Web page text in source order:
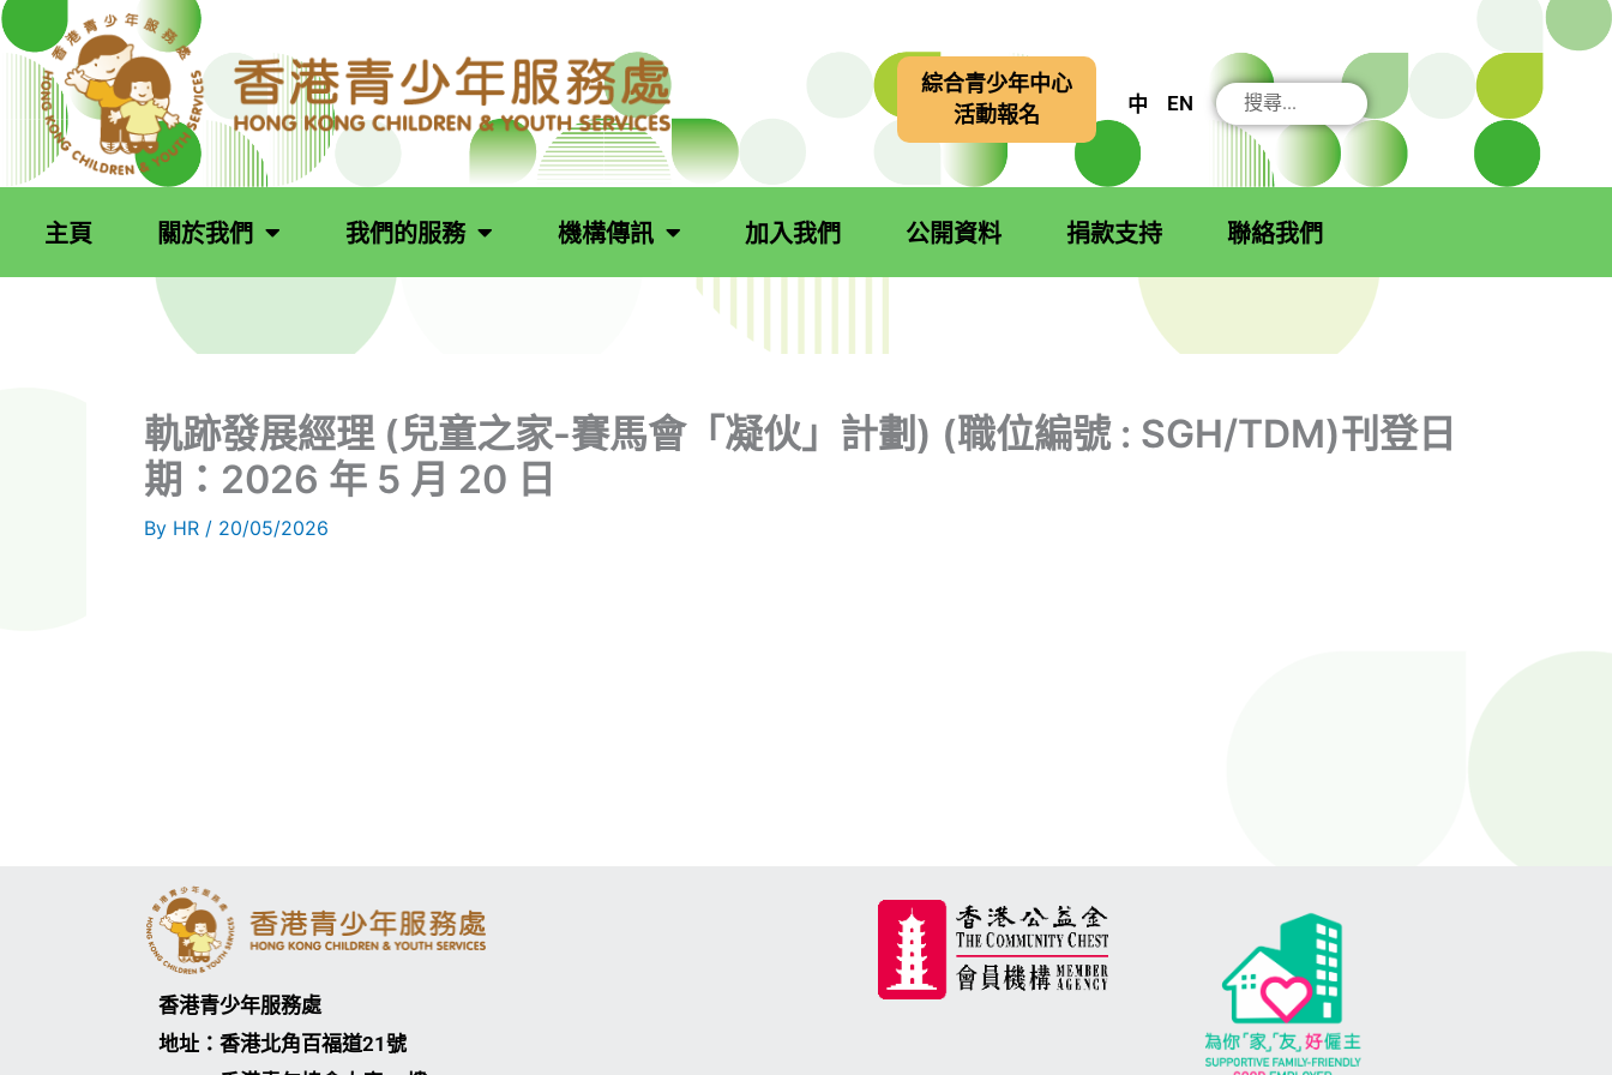
跳
至
綜合青少年中心
活動報名
中 EN
搜
尋
主頁 關於我們 我們的服務 機構傳訊 加入我們 公開資料 捐款支持 聯絡我們
軌跡發展經理 (兒童之家-賽馬會「凝伙」計劃) (職位編號 : SGH/TDM)刊登日
期：2026 年 5 月 20 日
By HR / 20/05/2026
香港青少年服務處
地址：香港北角百福道21號